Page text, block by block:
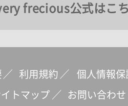
frecious公式はこ
／ 利用規約 ／ 個人情報保
トマップ ／ お問い合わせ